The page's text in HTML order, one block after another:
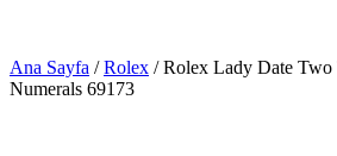
Ana Sayfa /Rolex / Rolex Lady Date Two
Numerals 69173